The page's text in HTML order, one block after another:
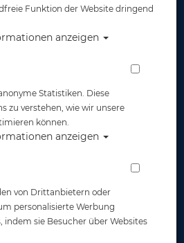
Auswahl löschen
Funktion der Website dringend
anzeigen
Statistiken. Diese
zu verstehen, wie wir unsere
können.
anzeigen
von Drittanbietern oder
personalisierte Werbung
indem sie Besucher über Websites